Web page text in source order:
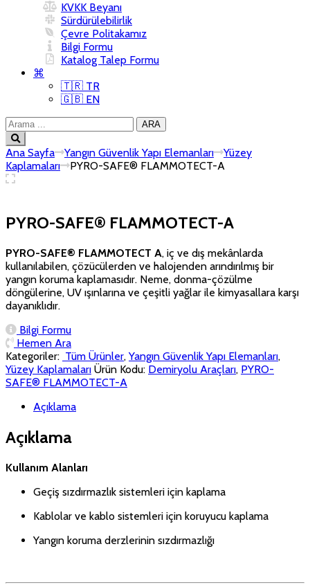
KVKK Beyanı
Sürdürülebilirlik
Çevre Politakamız
Bilgi Formu
Katalog Talep Formu
⌘
🇹🇷 TR
🇬🇧 EN
Ana Sayfa Yangın Güvenlik Yapı Elemanları
Yüzey
Kaplamaları
PYRO-SAFE® FLAMMOTECT-A
PYRO-SAFE® FLAMMOTECT-A
PYRO-SAFE® FLAMMOTECT A, iç ve dış mekânlarda
kullanılabilen, çözücülerden ve halojenden arındırılmış bir
yangın koruma kaplamasıdır. Neme, donma-çözülme
döngülerine, UV ışınlarına ve çeşitli yağlar ile kimyasallara karşı
dayanıklıdır.
Bilgi Formu
Hemen Ara
Kategoriler: ‏‏‏‏‏‏‏‏ Tüm Ürünler, Yangın Güvenlik Yapı Elemanları,
Yüzey Kaplamaları Ürün Kodu: Demiryolu Araçları, PYRO-
SAFE® FLAMMOTECT-A
Açıklama
Açıklama
Kullanım Alanları
Geçiş sızdırmazlık sistemleri için kaplama
Kablolar ve kablo sistemleri için koruyucu kaplama
Yangın koruma derzlerinin sızdırmazlığı